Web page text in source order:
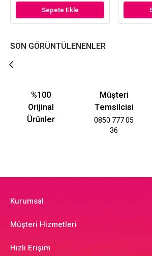
Sepete Ekle
SON GÖRÜNTÜLENENLER
%100
Orijinal
Ürünler
Müşteri
Temsilcisi
0850 777 05
36
Kurumsal
Müşteri Hizmetleri
Hızlı Erişim